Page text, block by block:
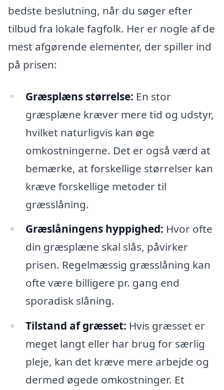
bedste beslutning, når du søger efter
tilbud fra lokale fagfolk. Her er nogle af de
mest afgørende elementer, der spiller ind
på prisen:
Græsplæns størrelse: En stor
græsplæne kræver mere tid og udstyr,
hvilket naturligvis kan øge
omkostningerne. Det er også værd at
bemærke, at forskellige størrelser kan
kræve forskellige metoder til
græsslåning.
Græslåningens hyppighed: Hvor ofte
din græsplæne skal slås, påvirker
prisen. Regelmæssig græsslåning kan
ofte være billigere pr. gang end
sporadisk slåning.
Tilstand af græsset: Hvis græsset er
meget langt eller har brug for særlig
pleje, kan det kræve mere arbejde og
dermed øgede omkostninger. Et